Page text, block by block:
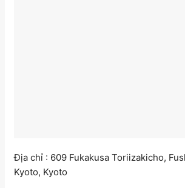
Địa chỉ : 609 Fukakusa Toriizakicho,
Kyoto, Kyoto